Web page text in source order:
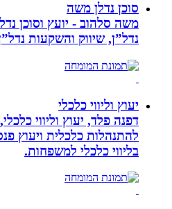
סוכן נדלן משה
משה סלהוב - יועץ וסוכן נדל”ן,
נדל”ן, שיווק והשקעות נדל”ן,
יעוץ וליווי כלכלי
דפנה פלד, יעוץ וליווי כלכלי,
בליווי כלכלי למשפחות.